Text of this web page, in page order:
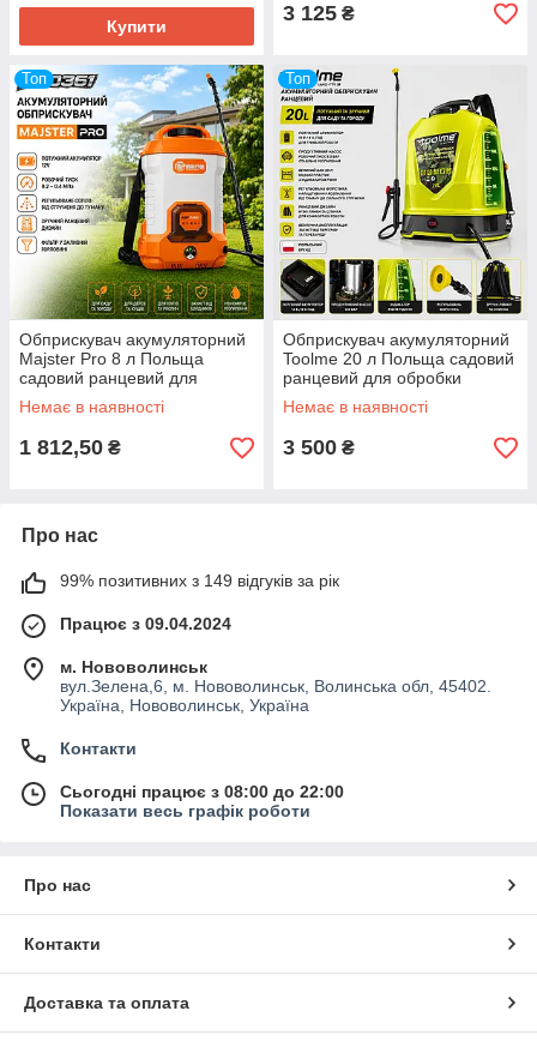
Купити
3 125 ₴
Топ
Обприскувач акумуляторний
Majster Pro 8 л Польща
садовий ранцевий для
обробки рослин та дерев
Немає в наявності
1 812,50 ₴
Топ
Обприскувач акумуляторний
Toolme 20 л Польща садовий
ранцевий для обробки
рослин та дерев
Немає в наявності
3 500 ₴
Про нас
99% позитивних з 149 відгуків за рік
Працює з 09.04.2024
м. Нововолинськ
вул.Зелена,6, м. Нововолинськ, Волинська обл, 45402.
Україна, Нововолинськ, Україна
Контакти
Сьогодні працює з 08:00 до 22:00
Показати весь графік роботи
Про нас
Контакти
Доставка та оплата